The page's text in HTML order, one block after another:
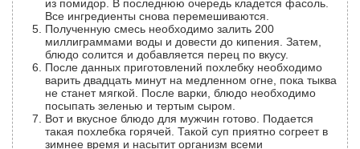
из помидор. В последнюю очередь кладется фасоль.
Все ингредиенты снова перемешиваются.
Полученную смесь необходимо залить 200
миллиграммами воды и довести до кипения. Затем,
блюдо солится и добавляется перец по вкусу.
После данных приготовлений похлебку необходимо
варить двадцать минут на медленном огне, пока тыква
не станет мягкой. После варки, блюдо необходимо
посыпать зеленью и тертым сыром.
Вот и вкусное блюдо для мужчин готово. Подается
такая похлебка горячей. Такой суп приятно согреет в
зимнее время и насытит организм всеми